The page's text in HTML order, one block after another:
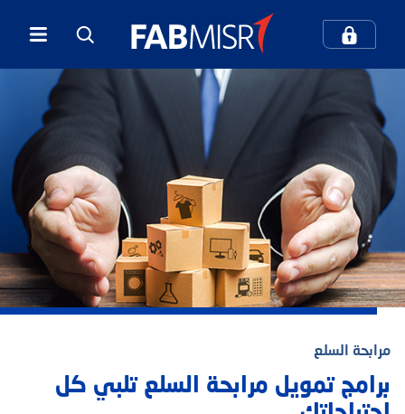
كيف يمكننا مساعدتك؟
بحث شائع
الخدمات المصرفية الرقمية
المعاملات المصرفية عبر الهاتف المحمول
مركز الاتصال والدعم
مرابحة السلع
برامج تمويل مرابحة السلع تلبي كل